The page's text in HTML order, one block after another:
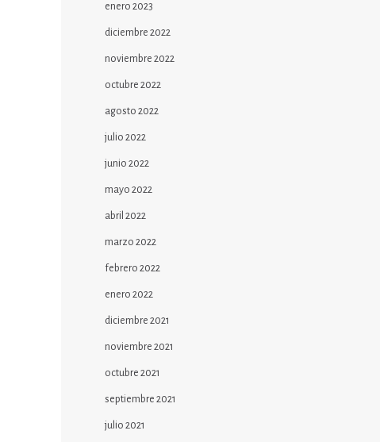
enero 2023
diciembre 2022
noviembre 2022
octubre 2022
agosto 2022
julio 2022
junio 2022
mayo 2022
abril 2022
marzo 2022
febrero 2022
enero 2022
diciembre 2021
noviembre 2021
octubre 2021
septiembre 2021
julio 2021